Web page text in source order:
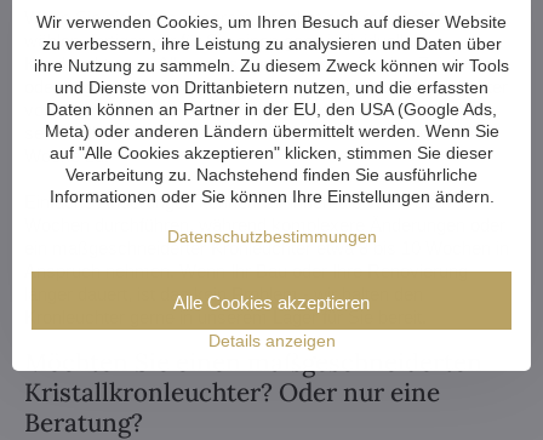
Wenn Sie nicht aus unserem Angebot an Kronleuchtern
wählen, fertigen wir für Sie einen ganz individuellen
Kronleuchter an. Alles, was Sie brauchen, ist eine Zeichnung
oder sogar ein Bild/Foto davon, wie Sie sich den Kronleuchter
vorstellen. Wir prüfen die Produktionsmöglichkeiten und
senden Ihnen die Entwürfe mit Bildmaterial innerhalb einer
Woche zu.
Einfache Änderungen können wir innerhalb von 3 bis 4
ein maßgeschneiderter Kronleuchter etwa 8 bis 10 Wochen in
Anspruch nehmen. Wenn Ihr Bau oder Ihre Renovierung
länger dauert, ist das kein Problem - wir halten den
Kronleuchter gerne in unserem Lager für Sie bereit.
Möchten Sie einen maßgeschneiderten
Kristallkronleuchter? Oder nur eine
Beratung?
Wir verwenden Cookies, um Ihren Besuch auf dieser Website
zu verbessern, ihre Leistung zu analysieren und Daten über
ihre Nutzung zu sammeln. Zu diesem Zweck können wir Tools
und Dienste von Drittanbietern nutzen, und die erfassten
Daten können an Partner in der EU, den USA (Google Ads,
Meta) oder anderen Ländern übermittelt werden. Wenn Sie
auf "Alle Cookies akzeptieren" klicken, stimmen Sie dieser
Verarbeitung zu. Nachstehend finden Sie ausführliche
Informationen oder Sie können Ihre Einstellungen ändern.
Datenschutzbestimmungen
Details anzeigen
Alle Cookies akzeptieren